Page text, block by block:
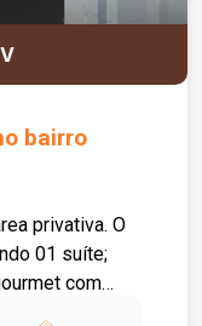
bairro
privativa. O
01 suíte;
com